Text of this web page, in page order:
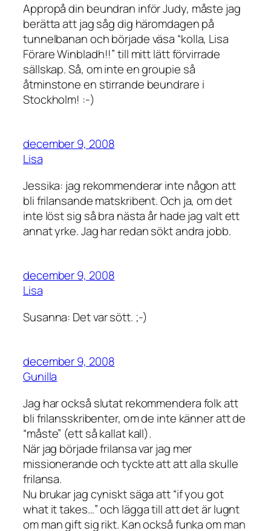
Appropå din beundran inför Judy, måste jag
berätta att jag såg dig häromdagen på
tunnelbanan och började väsa “kolla, Lisa
Förare Winbladh!!” till mitt lätt förvirrade
sällskap. Så, om inte en groupie så
åtminstone en stirrande beundrare i
Stockholm! :-)
december 9, 2008
Lisa
Jessika: jag rekommenderar inte någon att
bli frilansande matskribent. Och ja, om det
inte löst sig så bra nästa år hade jag valt ett
annat yrke. Jag har redan sökt andra jobb.
december 9, 2008
Lisa
Susanna: Det var sött. ;-)
december 9, 2008
Gunilla
Jag har också slutat rekommendera folk att
bli frilansskribenter, om de inte känner att de
“måste” (ett så kallat kall).
När jag började frilansa var jag mer
missionerande och tyckte att att alla skulle
frilansa.
Nu brukar jag cyniskt säga att “if you got
what it takes…” och lägga till att det är lugnt
om man gift sig rikt. Kan också funka om man